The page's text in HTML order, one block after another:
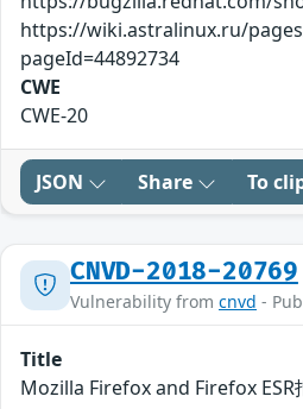
https://wiki.astralinux.ru/
pageId=44892734
CWE
CWE-20
JSON Share To
CNVD-2018-20769
Vulnerability from cnvd -
Title
Mozilla Firefox and Firefox ESR